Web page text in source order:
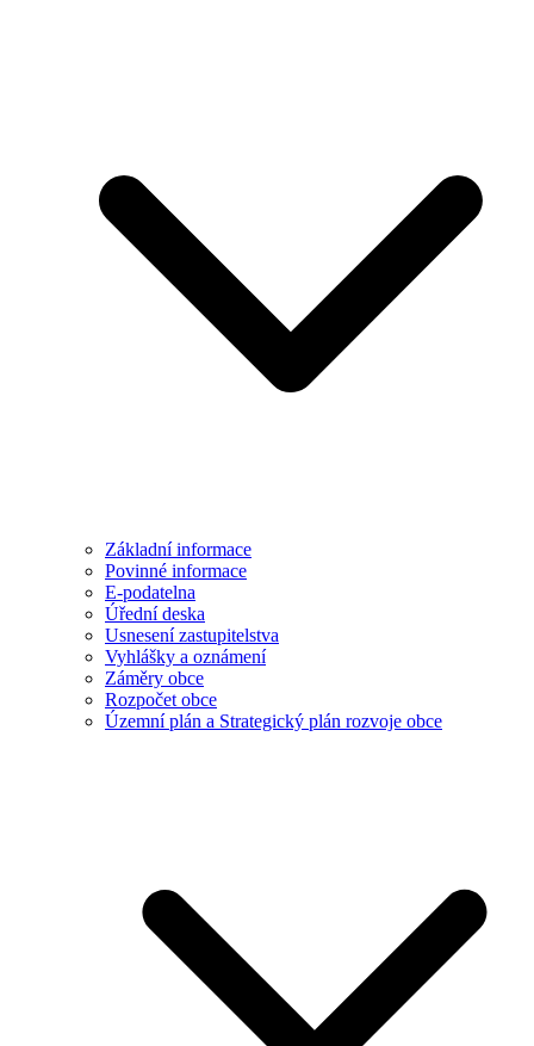
Základní informace
Povinné informace
E-podatelna
Úřední deska
Usnesení zastupitelstva
Vyhlášky a oznámení
Záměry obce
Rozpočet obce
Územní plán a Strategický plán rozvoje obce